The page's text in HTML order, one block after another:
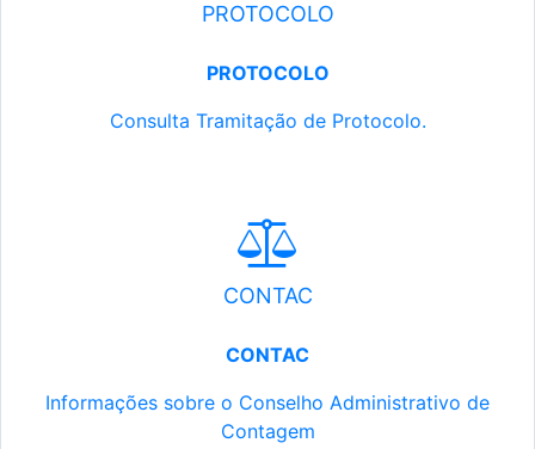
PROTOCOLO
PROTOCOLO
Consulta Tramitação de Protocolo.
CONTAC
CONTAC
Informações sobre o Conselho Administrativo de
Contagem